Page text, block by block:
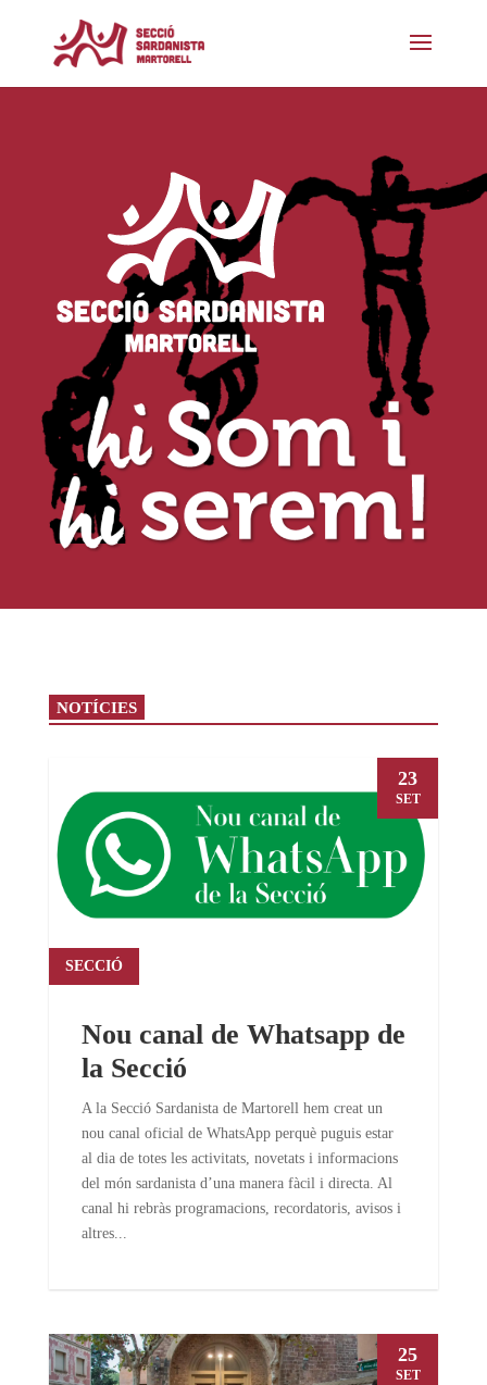
NOTÍCIES
Nou canal de Whatsapp de
la Secció
SECCIÓ
A la Secció Sardanista de Martorell hem creat un
nou canal oficial de WhatsApp perquè puguis estar
al dia de totes les activitats, novetats i informacions
del món sardanista d’una manera fàcil i directa. Al
canal hi rebràs programacions, recordatoris, avisos i
altres...
23
SET
25
SET